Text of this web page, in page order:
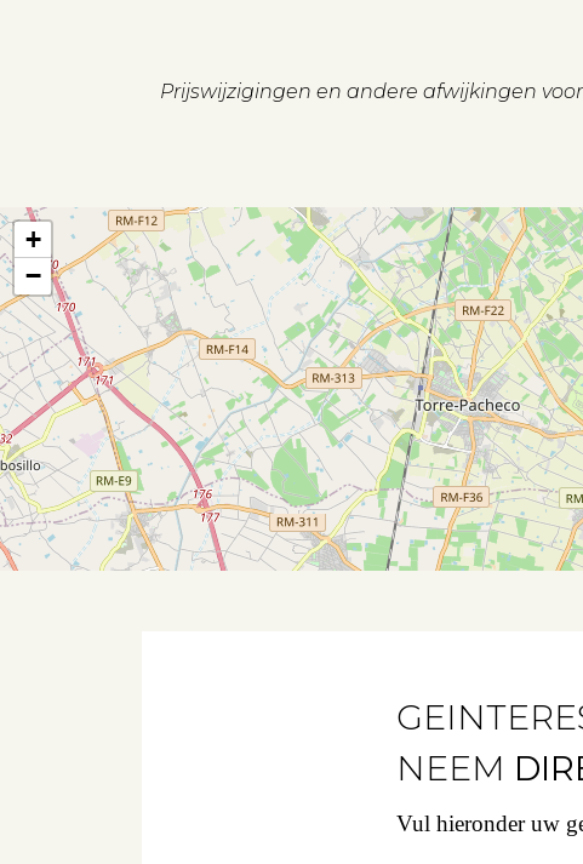
Prijswijzigingen en andere afwijkingen
+
−
NEEM
Vul hieronder uw